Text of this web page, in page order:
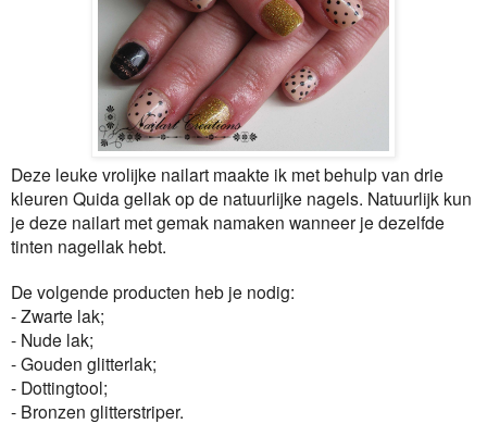
Deze leuke vrolijke nailart maakte ik met behulp van drie
kleuren Quida gellak op de natuurlijke nagels. Natuurlijk kun
je deze nailart met gemak namaken wanneer je dezelfde
tinten nagellak hebt.
De volgende producten heb je nodig:
- Zwarte lak;
- Nude lak;
- Gouden glitterlak;
- Dottingtool;
- Bronzen glitterstriper.